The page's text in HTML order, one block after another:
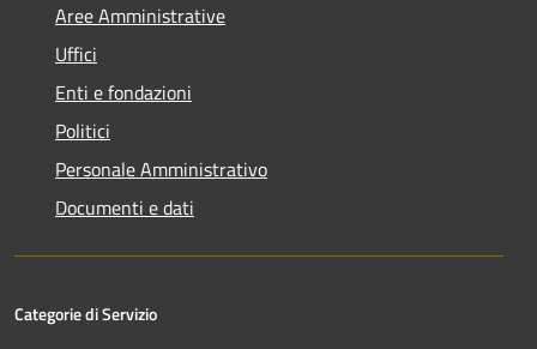
Aree Amministrative
Uffici
Enti e fondazioni
Politici
Personale Amministrativo
Documenti e dati
Categorie di Servizio